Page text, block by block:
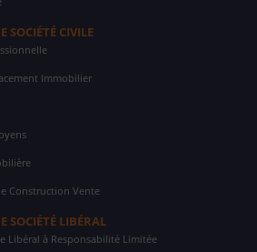
CIVILE
Immobilier
Construction Vente
SOCIÉTÉ LIBÉRAL
Libéral à Responsabilité Limitée